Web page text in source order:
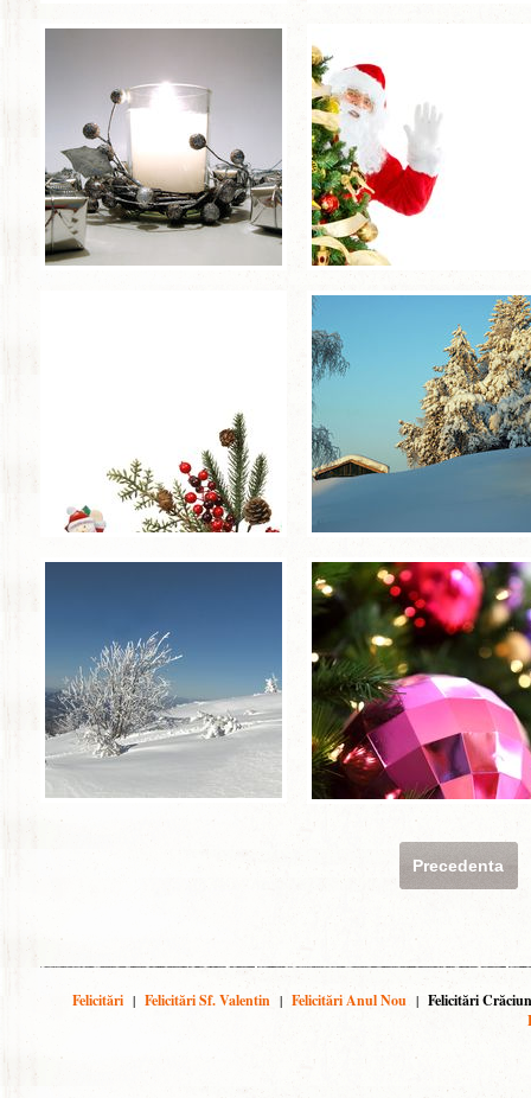
Precedenta
Felicitări | Felicitări Sf. Valentin | Felicitări Anul Nou | Felicitări